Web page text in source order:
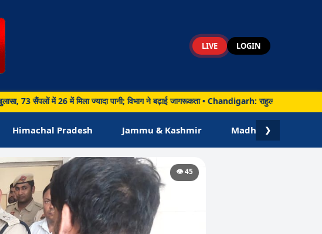
LIVE LOGIN
में 26 में मिला ज्यादा पानी; विभाग ने बढ़ाई जागरूकता • Chandigarh: राहुल गांधी ने
Himachal Pradesh Jammu & Kashmir Madhya Pradesh
❯
👁️ 45